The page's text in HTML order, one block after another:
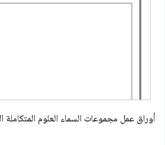
أوراق عمل مجموعات السماء العلوم المتكاملة